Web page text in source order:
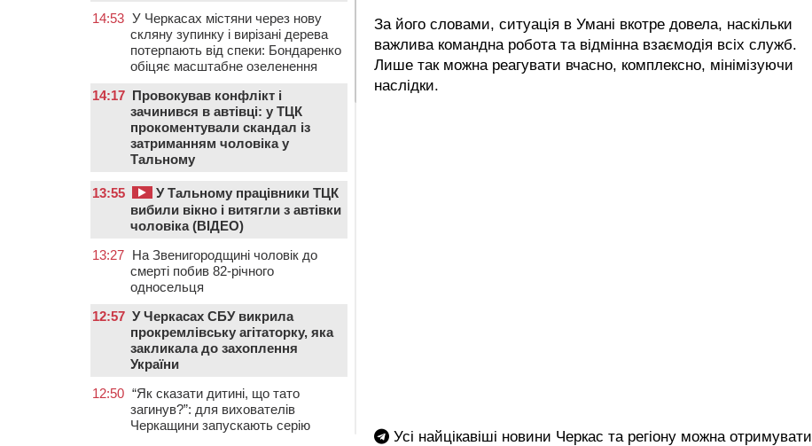
За його словами, ситуація в Умані вкотре довела, наскільки
важлива командна робота та відмінна взаємодія всіх служб.
Лише так можна реагувати вчасно, комплексно, мінімізуючи
наслідки.
Усі найцікавіші новини Черкас та регіону можна отримувати
14:53 У Черкасах містяни через нову
скляну зупинку і вирізані дерева
потерпають від спеки: Бондаренко
обіцяє масштабне озеленення
14:17 Провокував конфлікт і
зачинився в автівці: у ТЦК
прокоментували скандал із
затриманням чоловіка у
Тальному
13:55
У Тальному працівники ТЦК
вибили вікно і витягли з автівки
чоловіка (ВІДЕО)
13:27 На Звенигородщині чоловік до
смерті побив 82-річного
односельця
12:57 У Черкасах СБУ викрила
прокремлівську агітаторку, яка
закликала до захоплення
України
12:50 “Як сказати дитині, що тато
загинув?”: для вихователів
Черкащини запускають серію